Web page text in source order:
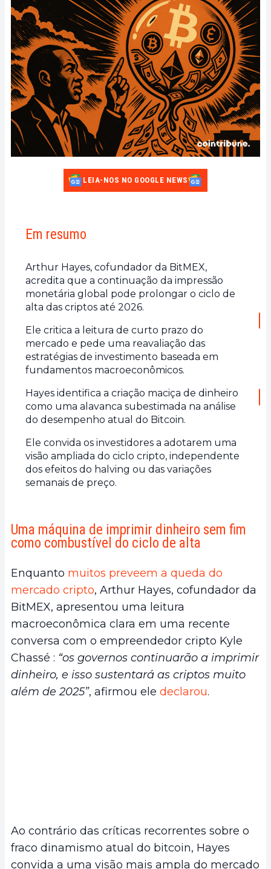
LEIA-NOS NO GOOGLE NEWS
Em resumo
Arthur Hayes, cofundador da BitMEX,
acredita que a continuação da impressão
monetária global pode prolongar o ciclo de
alta das criptos até 2026.
Ele critica a leitura de curto prazo do
mercado e pede uma reavaliação das
estratégias de investimento baseada em
fundamentos macroeconômicos.
Hayes identifica a criação maciça de dinheiro
como uma alavanca subestimada na análise
do desempenho atual do Bitcoin.
Ele convida os investidores a adotarem uma
visão ampliada do ciclo cripto, independente
dos efeitos do halving ou das variações
semanais de preço.
Uma máquina de imprimir dinheiro sem fim
como combustível do ciclo de alta
Enquanto muitos preveem a queda do
mercado cripto, Arthur Hayes, cofundador da
BitMEX, apresentou uma leitura
macroeconômica clara em uma recente
conversa com o empreendedor cripto Kyle
Chassé : “os governos continuarão a imprimir
dinheiro, e isso sustentará as criptos muito
além de 2025”, afirmou ele declarou.
Ao contrário das críticas recorrentes sobre o
fraco dinamismo atual do bitcoin, Hayes
convida a uma visão mais ampla do mercado